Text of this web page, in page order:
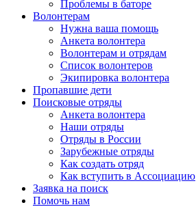
Проблемы в баторе
Волонтерам
Нужна ваша помощь
Анкета волонтера
Волонтерам и отрядам
Список волонтеров
Экипировка волонтера
Пропавшие дети
Поисковые отряды
Анкета волонтера
Наши отряды
Отряды в России
Зарубежные отряды
Как создать отряд
Как вступить в Ассоциацию
Заявка на поиск
Помочь нам